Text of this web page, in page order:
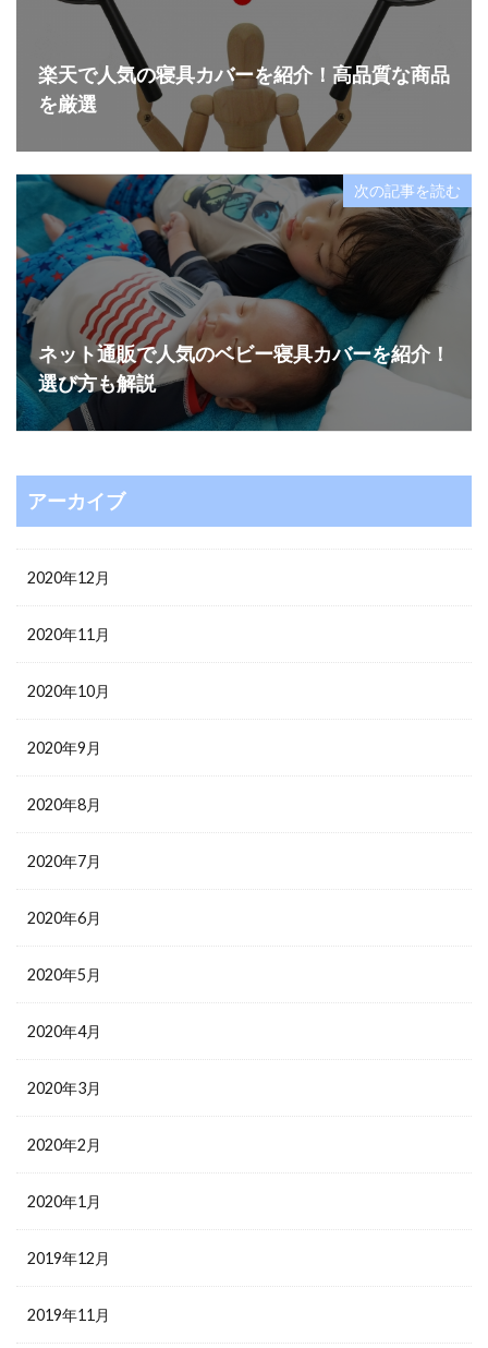
楽天で人気の寝具カバーを紹介！高品質な商品
を厳選
次の記事を読む
ネット通販で人気のベビー寝具カバーを紹介！
選び方も解説
アーカイブ
2020年12月
2020年11月
2020年10月
2020年9月
2020年8月
2020年7月
2020年6月
2020年5月
2020年4月
2020年3月
2020年2月
2020年1月
2019年12月
2019年11月